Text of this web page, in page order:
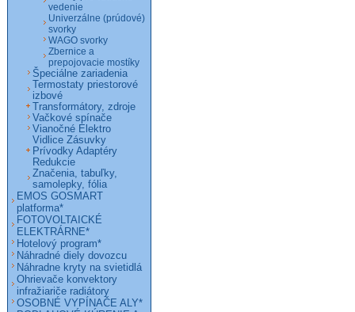
vedenie
Univerzálne (prúdové)
svorky
WAGO svorky
Zbernice a
prepojovacie mostíky
Špeciálne zariadenia
Termostaty priestorové
izbové
Transformátory, zdroje
Vačkové spínače
Vianočné Elektro
Vidlice Zásuvky
Prívodky Adaptéry
Redukcie
Značenia, tabuľky,
samolepky, fólia
EMOS GOSMART
platforma*
FOTOVOLTAICKÉ
ELEKTRÁRNE*
Hotelový program*
Náhradné diely dovozcu
Náhradne kryty na svietidlá
Ohrievače konvektory
infražiariče radiátory
OSOBNÉ VYPÍNAČE ALY*